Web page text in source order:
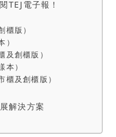
TEJ電子報！
版）
創櫃版）
）
及創櫃版）
解決方案